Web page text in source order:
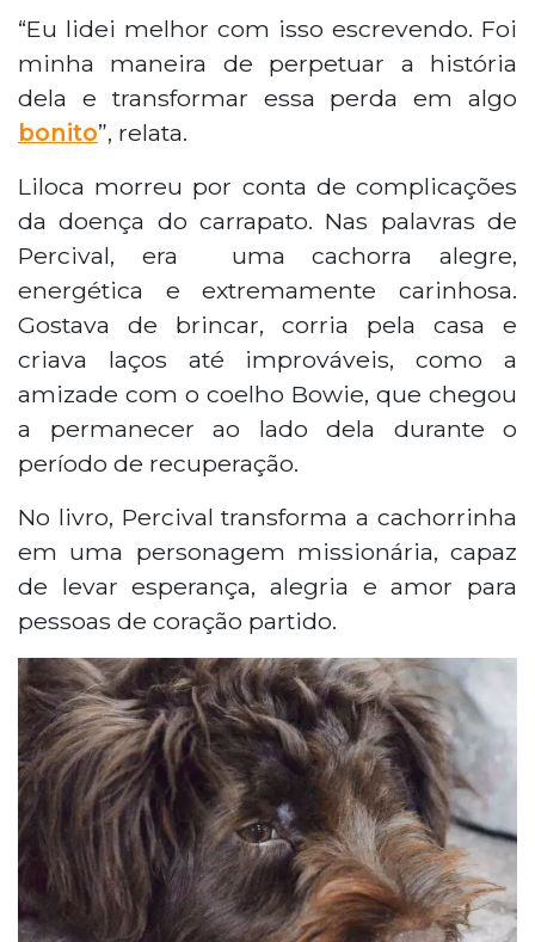
“Eu lidei melhor com isso escrevendo. Foi
minha maneira de perpetuar a história
dela e transformar essa perda em algo
bonito”, relata.
Liloca morreu por conta de complicações
da doença do carrapato. Nas palavras de
Percival, era uma cachorra alegre,
energética e extremamente carinhosa.
Gostava de brincar, corria pela casa e
criava laços até improváveis, como a
amizade com o coelho Bowie, que chegou
a permanecer ao lado dela durante o
período de recuperação.
No livro, Percival transforma a cachorrinha
em uma personagem missionária, capaz
de levar esperança, alegria e amor para
pessoas de coração partido.